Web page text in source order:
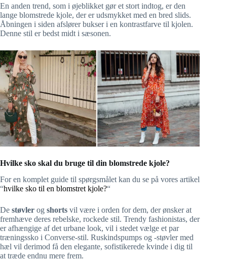
En anden trend, som i øjeblikket gør et stort indtog, er den
lange blomstrede kjole, der er udsmykket med en bred slids.
Åbningen i siden afslører bukser i en kontrastfarve til kjolen.
Denne stil er bedst midt i sæsonen.
Hvilke sko skal du bruge til din blomstrede kjole?
For en komplet guide til spørgsmålet kan du se på vores artikel
“hvilke sko til en blomstret kjole?“
De støvler og shorts vil være i orden for dem, der ønsker at
fremhæve deres rebelske, rockede stil. Trendy fashionistas, der
er afhængige af det urbane look, vil i stedet vælge et par
træningssko i Converse-stil. Ruskindspumps og -støvler med
hæl vil derimod få den elegante, sofistikerede kvinde i dig til
at træde endnu mere frem.